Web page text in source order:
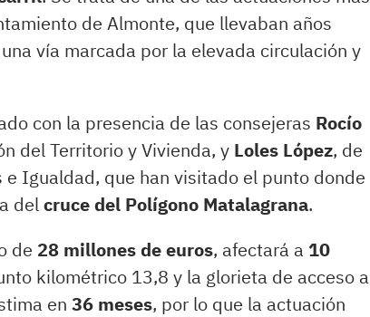
de Almonte, que llevaban años
vía marcada por la elevada circulación y
con la presencia de las consejeras Rocío
del Territorio y Vivienda, y Loles López, de
Igualdad, que han visitado el punto donde
delcruce del Polígono Matalagrana.
de 28 millones de euros, afectará a 10
kilométrico 13,8 y la glorieta de acceso a
en 36 meses, por lo que la actuación